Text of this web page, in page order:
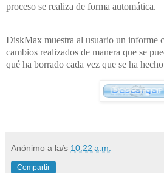
proceso se realiza de forma automática.
DiskMax muestra al usuario un informe
cambios realizados de manera que se
qué ha borrado cada vez que se ha
Anónimo a la/s 10:22 a.m.
Compartir